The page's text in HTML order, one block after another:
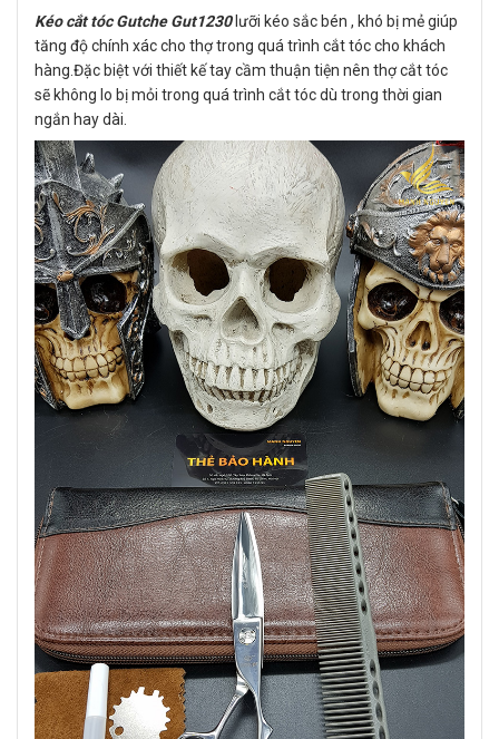
Kéo cắt tóc Gutche Gut1230lưỡi kéo sắc bén , khó bị mẻ giúp
tăng độ chính xác cho thợ trong quá trình cắt tóc cho khách
hàng.Đặc biệt với thiết kế tay cầm thuận tiện nên thợ cắt tóc
sẽ không lo bị mỏi trong quá trình cắt tóc dù trong thời gian
ngắn hay dài.